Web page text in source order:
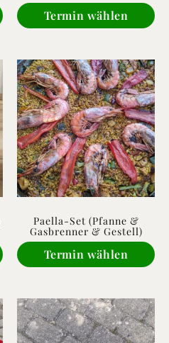
Termin wählen
Paella-Set (Pfanne &
Gasbrenner & Gestell)
Termin wählen